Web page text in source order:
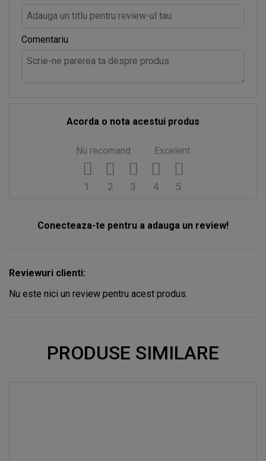
Comentariu
Acorda o nota acestui produs
Nu recomand Excelent
5
4
3
2
1
Conecteaza-te pentru a adauga un review!
Reviewuri clienti:
Nu este nici un review pentru acest produs.
PRODUSE SIMILARE